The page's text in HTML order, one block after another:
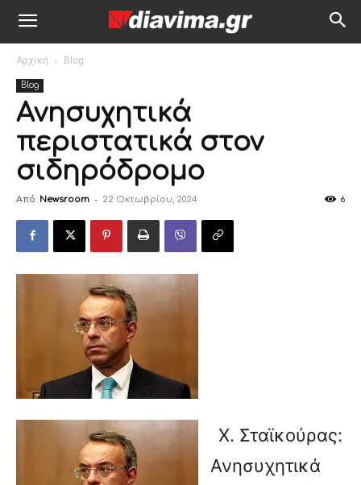
Αρχική Blog
Blog
Ανησυχητικά
περιστατικά στον
σιδηρόδρομο
Από Newsroom - 22 Οκτωβρίου, 2024 6
Χ. Σταϊκούρας:
Ανησυχητικά